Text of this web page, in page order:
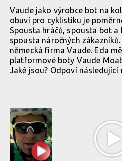
Vaude jako výrobce bot na
obuví pro cyklistiku je
Spousta hráčů, spousta bot a
spousta náročných
německá firma Vaude. Eda
platformové boty Vaude
Jaké jsou? Odpoví následující